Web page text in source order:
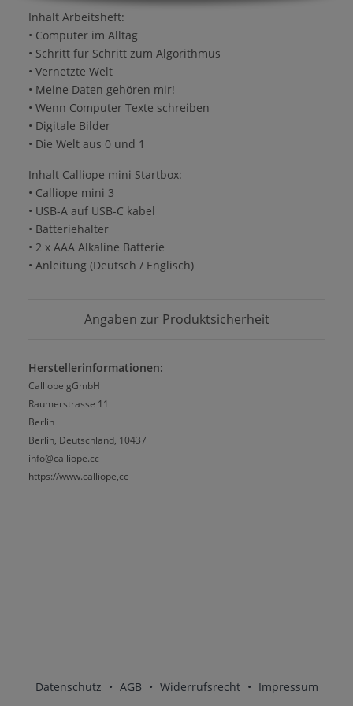
Inhalt Arbeitsheft:
• Computer im Alltag
• Schritt für Schritt zum Algorithmus
• Vernetzte Welt
• Meine Daten gehören mir!
• Wenn Computer Texte schreiben
• Digitale Bilder
• Die Welt aus 0 und 1
Inhalt Calliope mini Startbox:
• Calliope mini 3
• USB-A auf USB-C kabel
• Batteriehalter
• 2 x AAA Alkaline Batterie
• Anleitung (Deutsch / Englisch)
Angaben zur Produktsicherheit
Herstellerinformationen:
Calliope gGmbH
Raumerstrasse 11
Berlin
Berlin, Deutschland, 10437
info@calliope.cc
https://www.calliope,cc
Datenschutz • AGB • Widerrufsrecht • Impressum